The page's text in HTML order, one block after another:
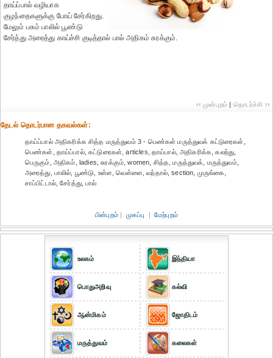
தாய்ப்பால் வழியாக
குழந்தைகளுக்கு போய் சேர்கிறது.
மேலும் பசும் பாலில் பூண்டு
சேர்த்து அரைத்து காய்ச்சி குடித்தால் பால் அதிகம் சுரக்கும்.
‹‹ முன்புறம் | தொடர்ச்சி ››
தேட‌ல் தொட‌ர்பான தகவ‌ல்க‌ள்:
தாய்ப்பால் அதிகரிக்க சித்த மருத்துவம் 3 - பெண்கள் மருத்துவக் கட்டுரைகள்,
பெண்கள், தாய்ப்பால், கட்டுரைகள், articles, தாய்பால், அதிகரிக்க, கலந்து,
பெருகும், அதிகம், ladies, சுரக்கும், women, சித்த, மருத்துவக், மருத்துவம்,
அரைத்து, பாலில், பூண்டு, உள்ள, வெள்ளை, வந்தால், section, முருங்கை,
சாப்பிட்டால், சேர்த்து, பால்
பின்புறம் | முகப்பு | மேற்புறம்
உலகம்
பொதுஅறிவு
ஆன்மிகம்
மருத்துவம்
இந்தியா
கல்வி
ஜோதிடம்
கலைகள்